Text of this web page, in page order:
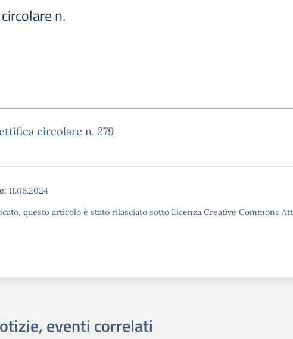
n.
circolare n. 279
11.06.2024
questo articolo è stato rilasciato sotto Licenza Creative Commons
eventi correlati